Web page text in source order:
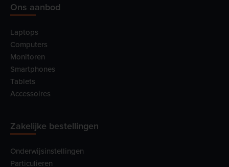
Ons aanbod
Laptops
Computers
Monitoren
Smartphones
Tablets
Accessoires
Zakelijke bestellingen
Onderwijsinstellingen
Particulieren